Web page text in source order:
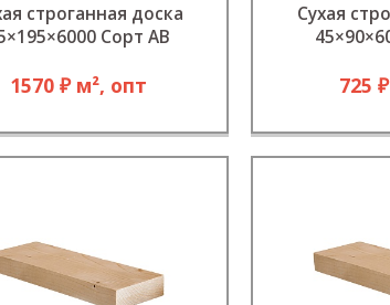
строганная доска
Сорт АB
1570 ₽ м², опт
Сухая
725